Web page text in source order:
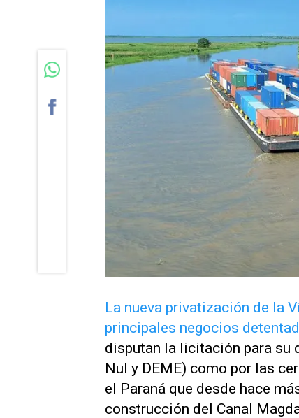
La nueva privatización de la
principales negocios
disputan la licitación para su
Nul y DEME) como por las
el Paraná que desde hace
construcción del Canal